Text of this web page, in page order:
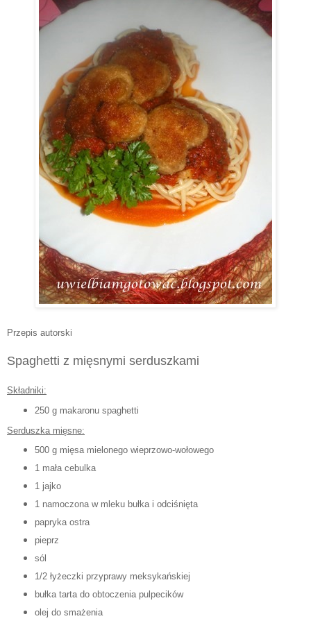
Przepis autorski
Spaghetti z mięsnymi serduszkami
Składniki:
250 g makaronu spaghetti
Serduszka mięsne:
500 g mięsa mielonego wieprzowo-wołowego
1 mała cebulka
1 jajko
1 namoczona w mleku bułka i odciśnięta
papryka ostra
pieprz
sól
1/2 łyżeczki przyprawy meksykańskiej
bułka tarta do obtoczenia pulpecików
olej do smażenia